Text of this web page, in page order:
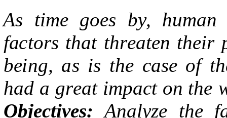
As time goes by, human
factors thatthreaten their
being, as is the case of t
had a great impact on the
Objectives: Analyze the f